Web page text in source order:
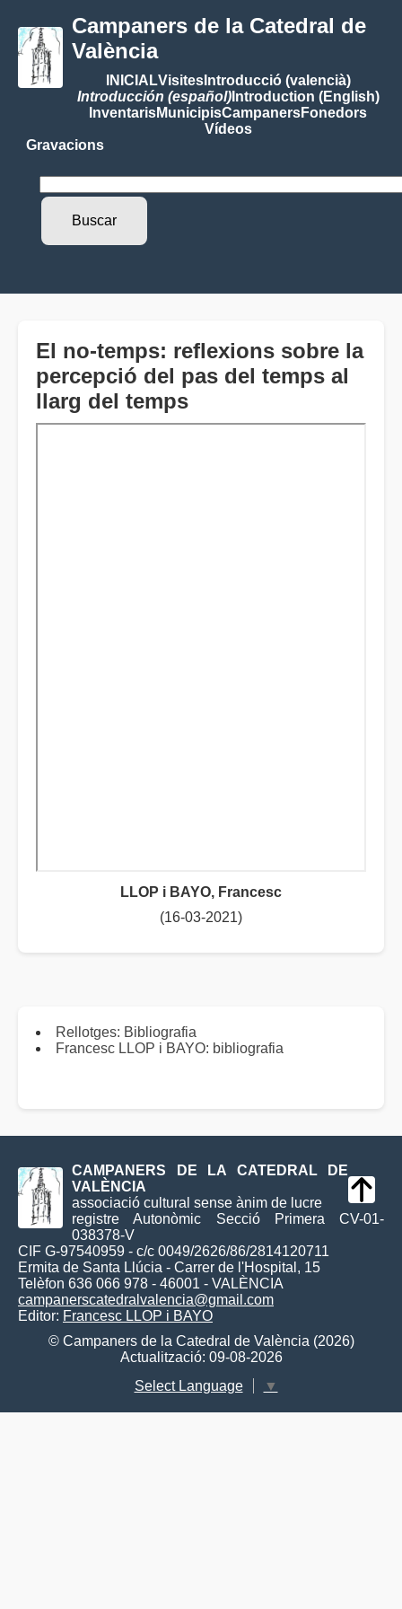
Campaners de la Catedral de
València
INICIALVisitesIntroducció (valencià)
Introducción (español)Introduction (English)
InventarisMunicipisCampanersFonedors
Vídeos
Gravacions
El no-temps: reflexions sobre la
percepció del pas del temps al
llarg del temps
LLOP i BAYO, Francesc
(16-03-2021)
Rellotges: Bibliografia
Francesc LLOP i BAYO: bibliografia
CAMPANERS DE LA CATEDRAL DE
VALÈNCIA
associació cultural sense ànim de lucre
registre Autonòmic Secció Primera CV-01-
038378-V
CIF G-97540959 - c/c 0049/2626/86/2814120711
Ermita de Santa Llúcia - Carrer de l'Hospital, 15
Telèfon 636 066 978 - 46001 - VALÈNCIA
campanerscatedralvalencia@gmail.com
Editor: Francesc LLOP i BAYO
© Campaners de la Catedral de València (2026)
Actualització: 09-08-2026
Select Language
▼